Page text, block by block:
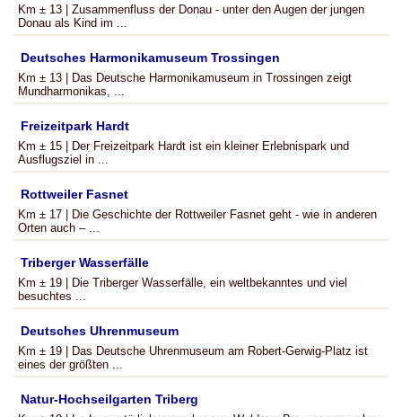
Km ± 13 | Zusammenfluss der Donau - unter den Augen der jungen
Donau als Kind im ...
Deutsches Harmonikamuseum Trossingen
Km ± 13 | Das Deutsche Harmonikamuseum in Trossingen zeigt
Mundharmonikas, ...
Freizeitpark Hardt
Km ± 15 | Der Freizeitpark Hardt ist ein kleiner Erlebnispark und
Ausflugsziel in ...
Rottweiler Fasnet
Km ± 17 | Die Geschichte der Rottweiler Fasnet geht - wie in anderen
Orten auch – ...
Triberger Wasserfälle
Km ± 19 | Die Triberger Wasserfälle, ein weltbekanntes und viel
besuchtes ...
Deutsches Uhrenmuseum
Km ± 19 | Das Deutsche Uhrenmuseum am Robert-Gerwig-Platz ist
eines der größten ...
Natur-Hochseilgarten Triberg